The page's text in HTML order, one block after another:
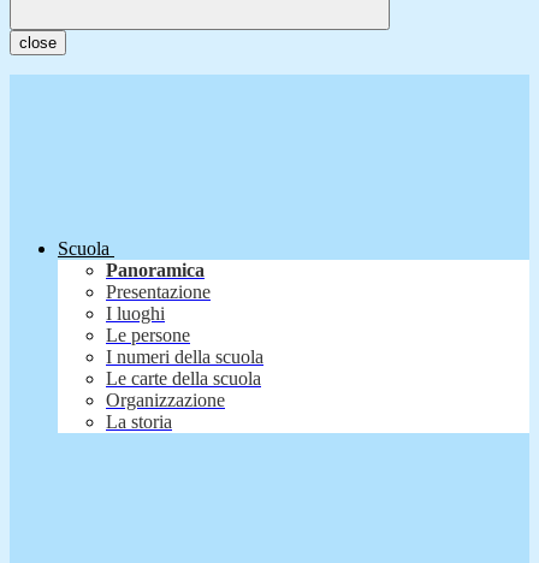
close
Scuola
Panoramica
Presentazione
I luoghi
Le persone
I numeri della scuola
Le carte della scuola
Organizzazione
La storia